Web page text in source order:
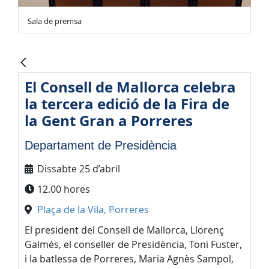
Sala de premsa
El Consell de Mallorca celebra
la tercera edició de la Fira de
la Gent Gran a Porreres
Departament de Presidència
Dissabte 25 d’abril
12.00 hores
Plaça de la Vila, Porreres
El president del Consell de Mallorca, Llorenç
Galmés, el conseller de Presidència, Toni Fuster,
i la batlessa de Porreres, Maria Agnès Sampol,